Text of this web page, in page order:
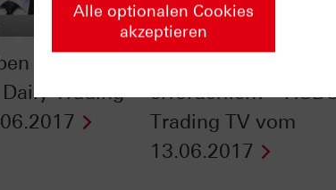
den Takt
Trading
erforderlich? -
Trading TV vom
13.06.2017
Alle optionalen Cookies
akzeptieren